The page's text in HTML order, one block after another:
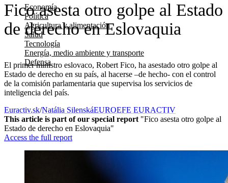
Economía
Política
Agricultura y alimentación
Salud
Tecnología
Energía, medio ambiente y transporte
Defensa
Fico asesta otro golpe al Estado
de derecho en Eslovaquia
El primer ministro eslovaco, Robert Fico, ha asestado otro golpe al
Estado de derecho en su país, al hacerse –de hecho- con el control
de la comisión parlamentaria que supervisa los servicios de
inteligencia del país.
Euractiv.sk/Natália SilenskáEUROEFE EURACTIV
This article is part of our special report "Fico asesta otro golpe al
Estado de derecho en Eslovaquia"
Access the full report